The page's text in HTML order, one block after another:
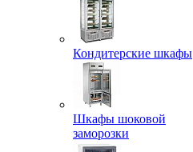
Кондитерские шкафы
Шкафы шоковой
заморозки